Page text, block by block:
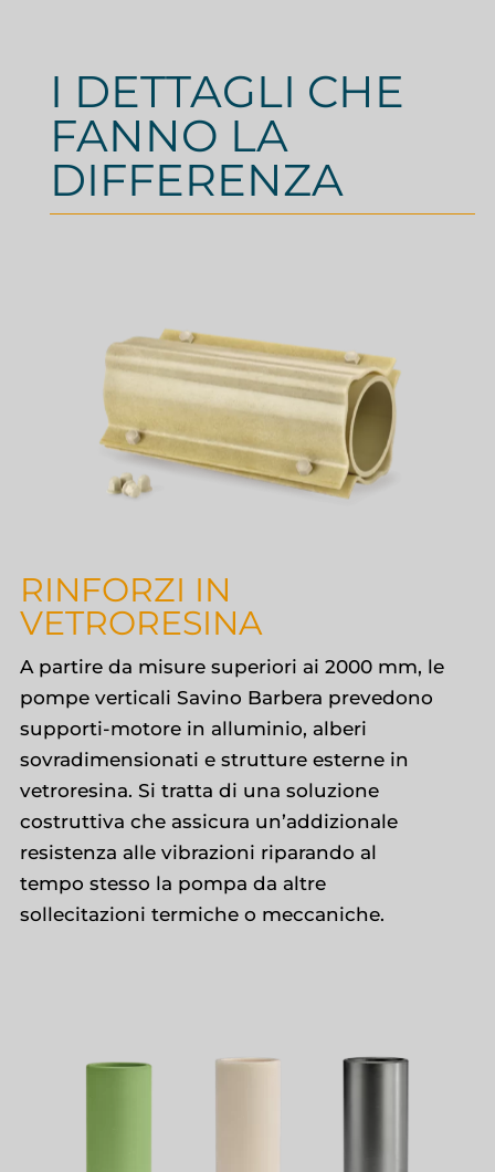
I DETTAGLI CHE
FANNO LA
DIFFERENZA
RINFORZI IN
VETRORESINA
A partire da misure superiori ai 2000 mm, le
pompe verticali Savino Barbera prevedono
supporti-motore in alluminio, alberi
sovradimensionati e strutture esterne in
vetroresina. Si tratta di una soluzione
costruttiva che assicura un’addizionale
resistenza alle vibrazioni riparando al
tempo stesso la pompa da altre
sollecitazioni termiche o meccaniche.